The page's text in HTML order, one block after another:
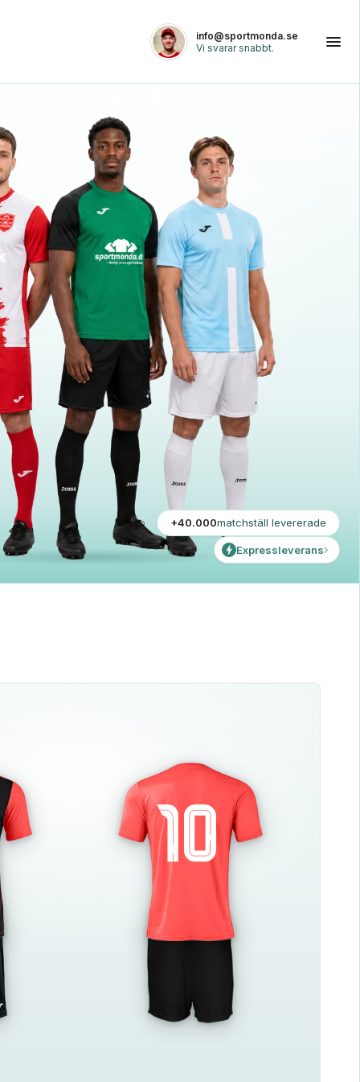
info@sportmonda.se
Vi svarar snabbt.
+40.000matchställ levererade
Expressleverans